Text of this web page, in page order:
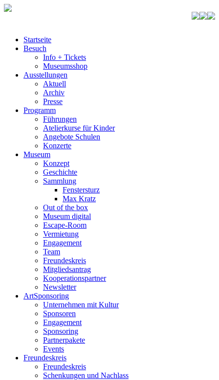
Startseite
Besuch
Info + Tickets
Museumsshop
Ausstellungen
Aktuell
Archiv
Presse
Programm
Führungen
Atelierkurse für Kinder
Angebote Schulen
Konzerte
Museum
Konzept
Geschichte
Sammlung
Fenstersturz
Max Kratz
Out of the box
Museum digital
Escape-Room
Vermietung
Engagement
Team
Freundeskreis
Mitgliedsantrag
Kooperationspartner
Newsletter
ArtSponsoring
Unternehmen mit Kultur
Sponsoren
Engagement
Sponsoring
Partnerpakete
Events
Freundeskreis
Freundeskreis
Schenkungen und Nachlass